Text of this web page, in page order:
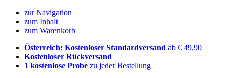
zur Navigation
zum Inhalt
zum Warenkorb
Österreich: Kostenloser Standardversand ab € 49,90
Kostenloser Rückversand
1 kostenlose Probe zu jeder Bestellung